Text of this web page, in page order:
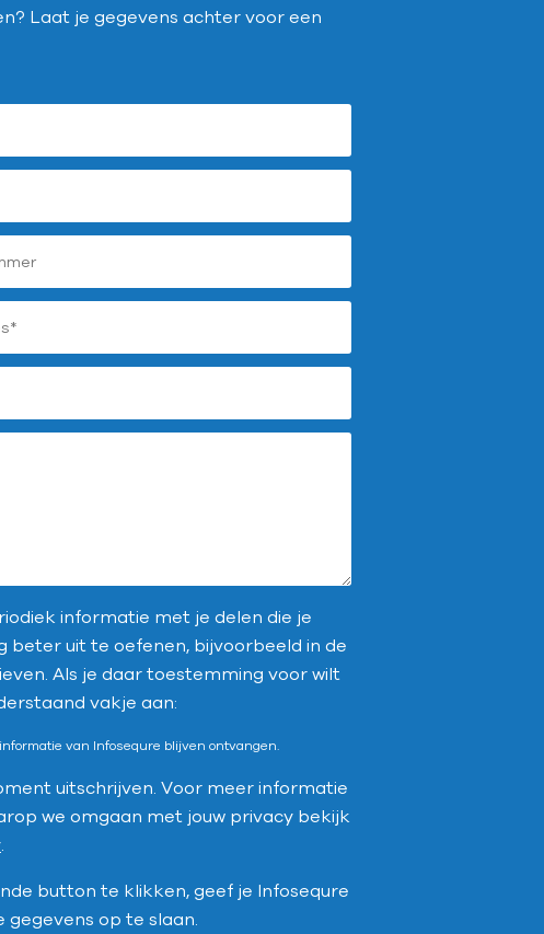
Laat je gegevens achter voor een
informatie met je delen die je
beter uit te oefenen, bijvoorbeeld in de
Als je daar toestemming voor wilt
vakje aan:
van Infosequre blijven ontvangen.
uitschrijven. Voor meer informatie
we omgaan met jouw privacy bekijk
.
button te klikken, geef je Infosequre
op te slaan.